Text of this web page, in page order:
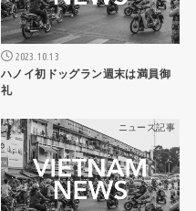
2023.10.13
ハノイ初ドッグラン週末は満員御
礼
ニュース記事